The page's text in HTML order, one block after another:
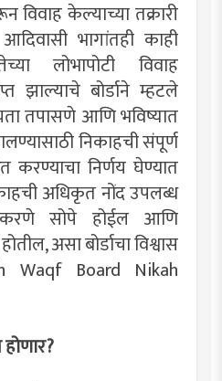
विवाह केल्याच्या तक्रारी
भागांतही काही
लोभापोटी विवाह
झाल्याचे बोर्डाने म्हटले
तपासणे आणि भविष्यात
निकाहची संपूर्ण
करण्याचा निर्णय घेण्यात
अधिकृत नोंद उपलब्ध
करणे सोपे होईल आणि
असा बोर्डाचा विश्वास
Waqf Board Nikah